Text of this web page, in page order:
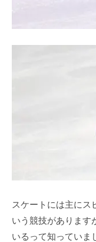
スケートには主にス
いう競技があります
いるって知っていま